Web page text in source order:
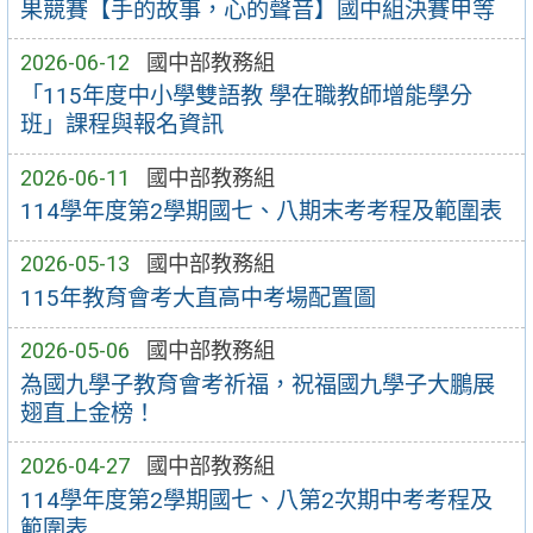
果競賽【手的故事，心的聲音】國中組決賽甲等
2026-06-12 國中部教務組
「115年度中小學雙語教 學在職教師增能學分
班」課程與報名資訊
2026-06-11 國中部教務組
114學年度第2學期國七、八期末考考程及範圍表
2026-05-13 國中部教務組
115年教育會考大直高中考場配置圖
2026-05-06 國中部教務組
為國九學子教育會考祈福，祝福國九學子大鵬展
翅直上金榜！
2026-04-27 國中部教務組
114學年度第2學期國七、八第2次期中考考程及